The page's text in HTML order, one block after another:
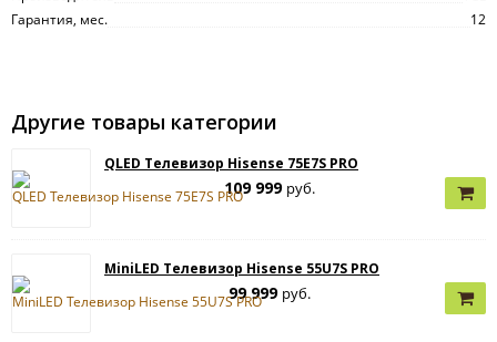
Гарантия, мес.
12
Другие товары категории
QLED Телевизор Hisense 75E7S PRO
109 999 руб.
MiniLED Телевизор Hisense 55U7S PRO
99 999 руб.